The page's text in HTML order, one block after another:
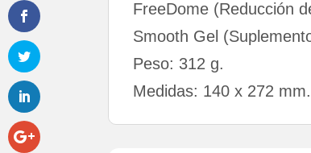
FreeDome (Reducción
Smooth Gel
Peso: 312 g.
Medidas: 140 x 272 mm.